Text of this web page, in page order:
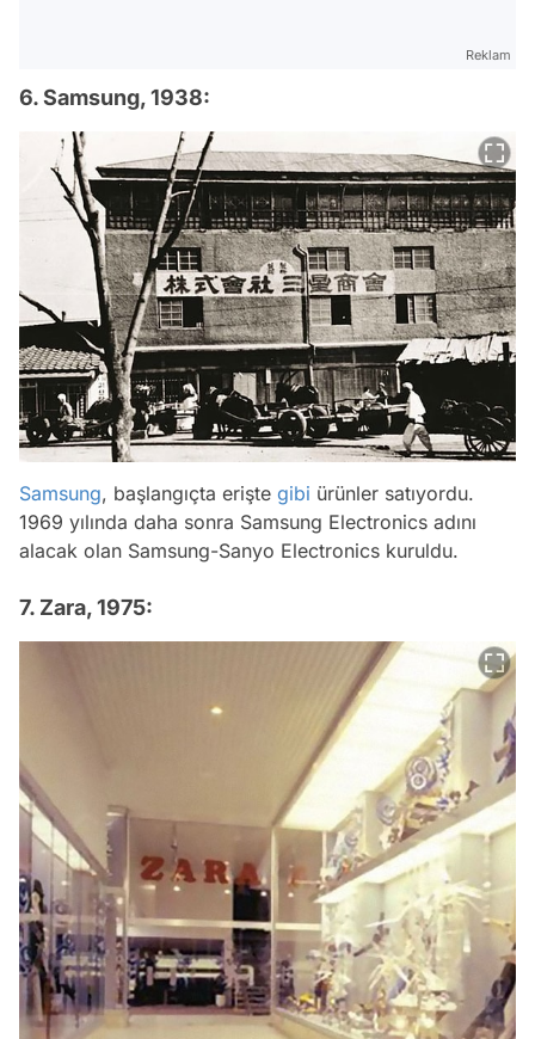
Reklam
6. Samsung, 1938:
Samsung, başlangıçta erişte gibi ürünler satıyordu.
1969 yılında daha sonra Samsung Electronics adını
alacak olan Samsung-Sanyo Electronics kuruldu.
7. Zara, 1975: